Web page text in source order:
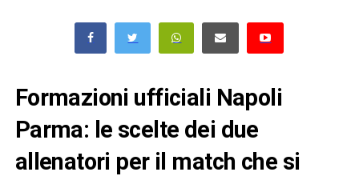
Formazioni ufficiali Napoli
Parma: le scelte dei due
allenatori per il match che si